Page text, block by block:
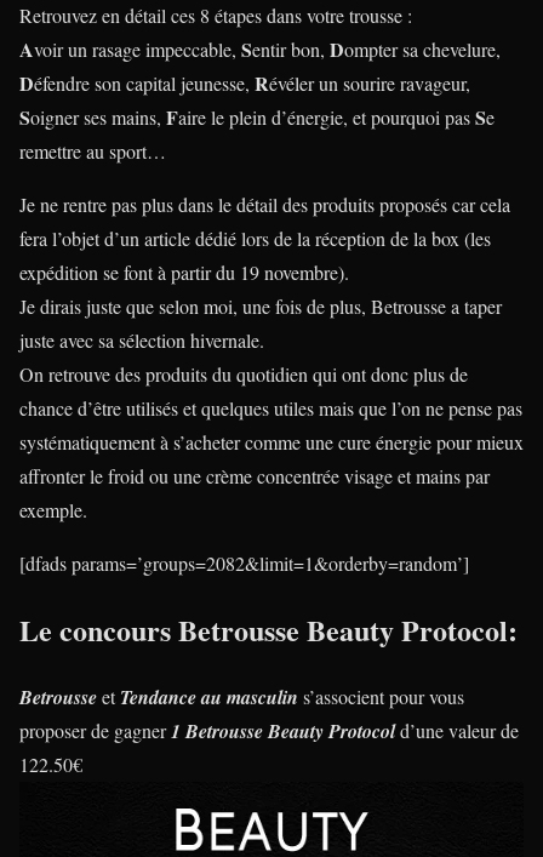
Retrouvez en détail ces 8 étapes dans votre trousse :
Avoir un rasage impeccable, Sentir bon, Dompter sa chevelure,
Défendre son capital jeunesse, Révéler un sourire ravageur,
Soigner ses mains, Faire le plein d’énergie, et pourquoi pasSe
remettre au sport…
Je ne rentre pas plus dans le détail des produits proposés car cela
fera l’objet d’un article dédié lors de la réception de la box (les
expédition se font à partir du 19 novembre).
Je dirais juste que selon moi, une fois de plus, Betrousse a taper
juste avec sa sélection hivernale.
On retrouve des produits du quotidien qui ont donc plus de
chance d’être utilisés et quelques utiles mais que l’on ne pense pas
systématiquement à s’acheter comme une cure énergie pour mieux
affronter le froid ou une crème concentrée visage et mains par
exemple.
[dfads params=’groups=2082&limit=1&orderby=random’]
Le concours Betrousse Beauty Protocol:
BetrousseetTendance au masculin s’associent pour vous
proposer de gagner1 Betrousse Beauty Protocold’une valeur de
122.50€